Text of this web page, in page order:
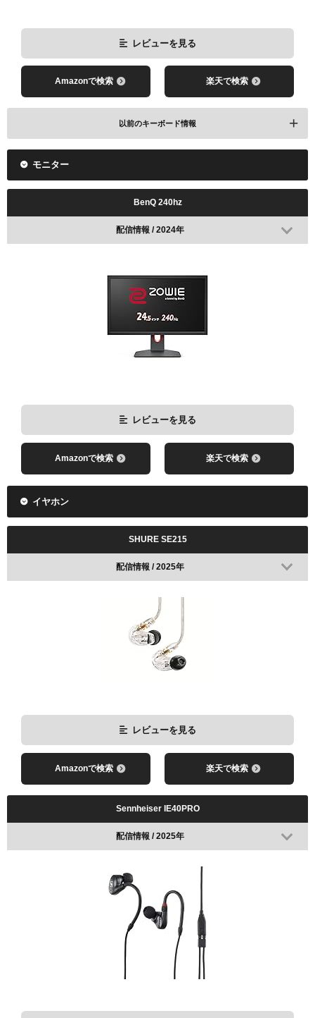
レビューを見る
Amazonで検索 楽天で検索
以前のキーボード情報
配信情報 / 2024年
モニター
BenQ 240hz
配信情報 / 2024年
レビューを見る
Amazonで検索 楽天で検索
イヤホン
SHURE SE215
配信情報 / 2025年
レビューを見る
Amazonで検索 楽天で検索
Sennheiser IE40PRO
配信情報 / 2025年